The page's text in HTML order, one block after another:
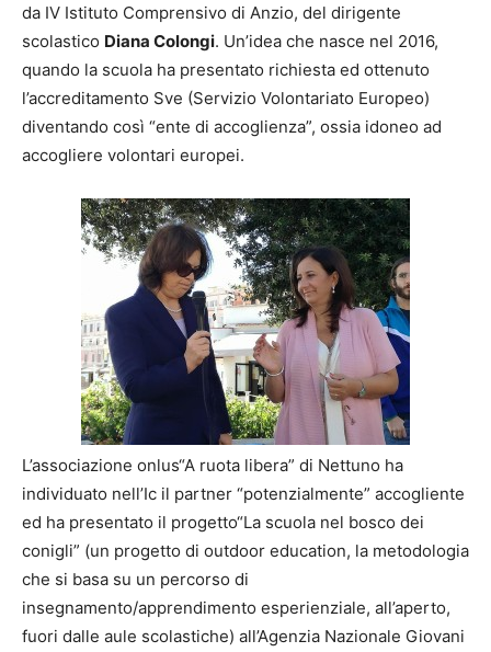
da IV Istituto Comprensivo di Anzio, del dirigente
scolastico Diana Colongi. Un’idea che nasce nel 2016,
quando la scuola ha presentato richiesta ed ottenuto
l’accreditamento Sve (Servizio Volontariato Europeo)
diventando così “ente di accoglienza”, ossia idoneo ad
accogliere volontari europei.
L’associazione onlus“A ruota libera” di Nettuno ha
individuato nell’Ic il partner “potenzialmente” accogliente
ed ha presentato il progetto“La scuola nel bosco dei
conigli” (un progetto di outdoor education, la metodologia
che si basa su un percorso di
insegnamento/apprendimento esperienziale, all’aperto,
fuori dalle aule scolastiche) all’Agenzia Nazionale Giovani